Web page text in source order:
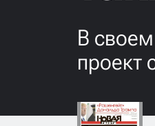
В
проект